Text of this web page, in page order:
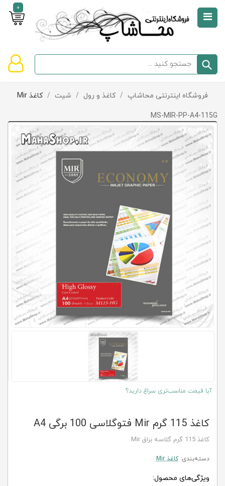
0
صفحه
دسته‌بندی
تخفیف‌ها
و
پیشنهادها
تماس
کلاب
محاشاپ
سبد
خالی
است
فروشگاه اینترنتی محاشاپ / کاغذ و رول / شیت / کاغذ Mir
MS-MIR-PP-A4-115G
آیا قیمت مناسب‌تری سراغ دارید؟
کاغذ 115 گرم Mir فتوگلاسی 100 برگی A4
كاغذ 115 گرم گلاسه براق Mir
دسته‌بندی:کاغذ Mir
ویژگی‌های محصول: